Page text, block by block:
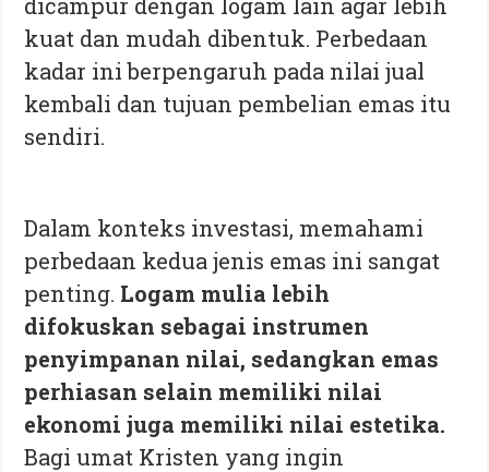
kuat dan mudah dibentuk. Perbedaan
kadar ini berpengaruh pada nilai jual
kembali dan tujuan pembelian emas itu
sendiri.
Dalam konteks investasi, memahami
perbedaan kedua jenis emas ini sangat
penting. Logam mulia lebih
difokuskan sebagai instrumen
penyimpanan nilai, sedangkan emas
perhiasan selain memiliki nilai
ekonomi juga memiliki nilai estetika.
Bagi umat Kristen yang ingin